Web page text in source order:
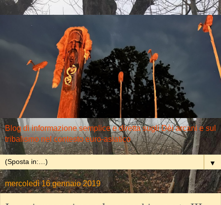
Blog di informazione semplice e diretta sugli Dèi arcani e sul
tribalismo nel contesto euro-asiatico
▼
mercoledì 16 gennaio 2019